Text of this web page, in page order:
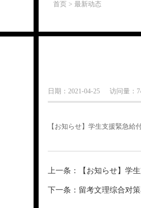
首页 > 最新动态
日期：2021-04-25 访问量：
【お知らせ】学生支援緊急
上一条：【お知らせ】学
下一条：留考文理综合对